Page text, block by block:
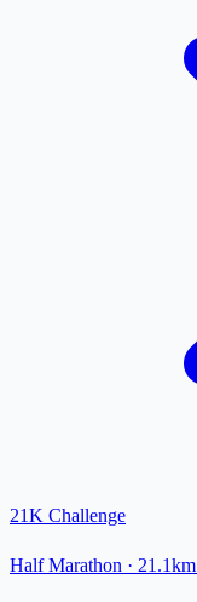
21K Challenge
Half Marathon · 21.1km